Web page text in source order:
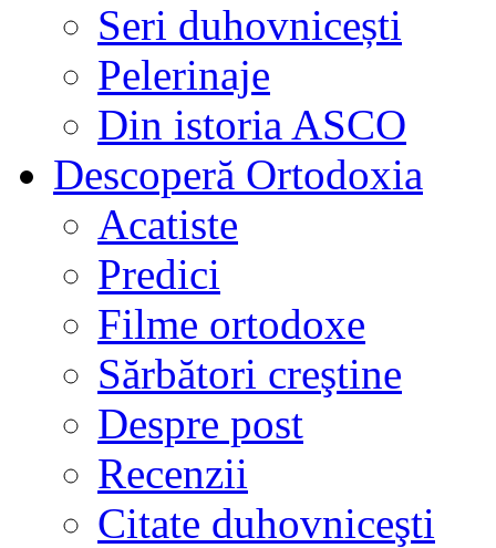
Seri duhovnicești
Pelerinaje
Din istoria ASCO
Descoperă Ortodoxia
Acatiste
Predici
Filme ortodoxe
Sărbători creştine
Despre post
Recenzii
Citate duhovniceşti